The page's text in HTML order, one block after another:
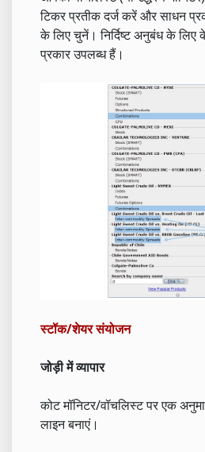
टिकर प्रतीक दर्ज करें और साधन
के लिए चुनें। निर्दिष्ट अनुबंध के
प्रकार उपलब्ध हैं।
स्टॉक/शेयर संयोजन
जोड़ी में व्यापार
कोट मॉनिटर/वॉचलिस्ट पर एक
लाइन बनाएं।